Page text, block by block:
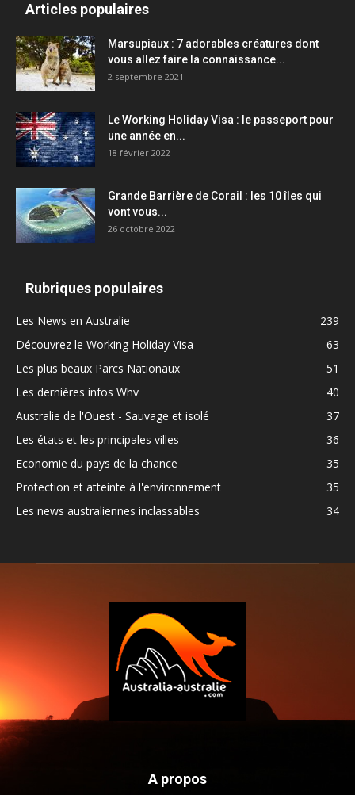
Articles populaires
Marsupiaux : 7 adorables créatures dont
vous allez faire la connaissance...
2 septembre 2021
Le Working Holiday Visa : le passeport pour
une année en...
18 février 2022
Grande Barrière de Corail : les 10 îles qui
vont vous...
26 octobre 2022
Rubriques populaires
Les News en Australie
239
Découvrez le Working Holiday Visa
63
Les plus beaux Parcs Nationaux
51
Les dernières infos Whv
40
Australie de l'Ouest - Sauvage et isolé
37
Les états et les principales villes
36
Economie du pays de la chance
35
Protection et atteinte à l'environnement
35
Les news australiennes inclassables
34
A propos